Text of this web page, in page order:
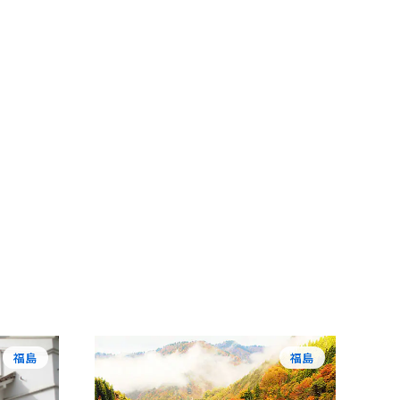
福島 福島